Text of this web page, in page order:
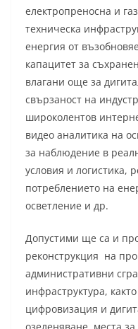
електропреносна и
техническа
енергия от
капацитет за
влагани още за
свързаност на
широколентов
видео аналитика на
за наблюдение в
условия и логистика,
потреблението на
осветление и др.
Допустими ще са и
реконструкция на
административни
инфраструктура,
цифровизация и